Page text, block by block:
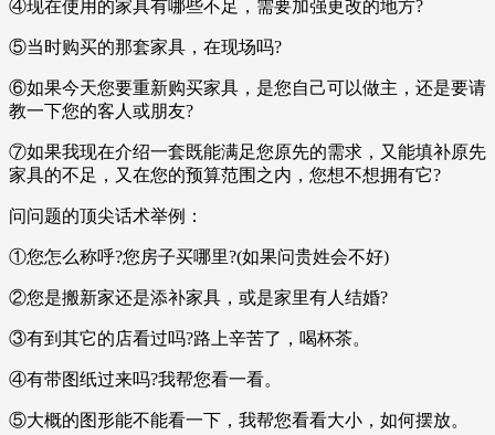
④现在使用的家具有哪些不足，需要加强更改的地方?
⑤当时购买的那套家具，在现场吗?
⑥如果今天您要重新购买家具，是您自己可以做主，还是要请
教一下您的客人或朋友?
⑦如果我现在介绍一套既能满足您原先的需求，又能填补原先
家具的不足，又在您的预算范围之内，您想不想拥有它?
问问题的顶尖话术举例：
①您怎么称呼?您房子买哪里?(如果问贵姓会不好)
②您是搬新家还是添补家具，或是家里有人结婚?
③有到其它的店看过吗?路上辛苦了，喝杯茶。
④有带图纸过来吗?我帮您看一看。
⑤大概的图形能不能看一下，我帮您看看大小，如何摆放。